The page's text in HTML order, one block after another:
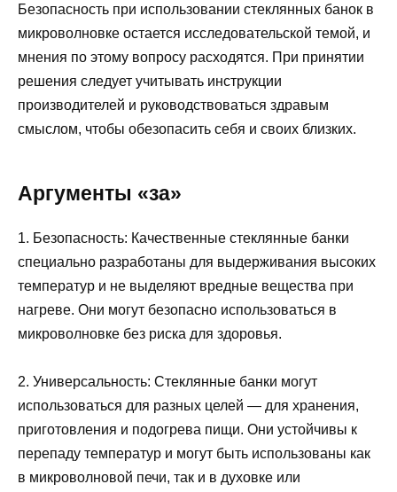
Безопасность при использовании стеклянных банок в
микроволновке остается исследовательской темой, и
мнения по этому вопросу расходятся. При принятии
решения следует учитывать инструкции
производителей и руководствоваться здравым
смыслом, чтобы обезопасить себя и своих близких.
Аргументы «за»
1. Безопасность: Качественные стеклянные банки
специально разработаны для выдерживания высоких
температур и не выделяют вредные вещества при
нагреве. Они могут безопасно использоваться в
микроволновке без риска для здоровья.
2. Универсальность: Стеклянные банки могут
использоваться для разных целей — для хранения,
приготовления и подогрева пищи. Они устойчивы к
перепаду температур и могут быть использованы как
в микроволновой печи, так и в духовке или